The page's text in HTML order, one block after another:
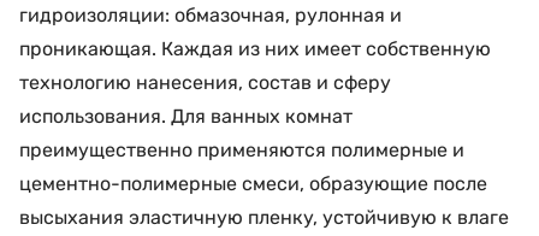
гидроизоляции: обмазочная, рулонная и
проникающая. Каждая из них имеет собственную
технологию нанесения, состав и сферу
использования. Для ванных комнат
преимущественно применяются полимерные и
цементно-полимерные смеси, образующие после
высыхания эластичную пленку, устойчивую к влаге